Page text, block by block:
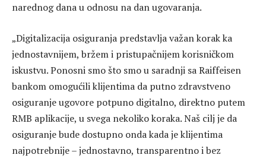
narednog dana u odnosu na dan ugovaranja.
„Digitalizacija osiguranja predstavlja važan korak ka
jednostavnijem, bržem i pristupačnijem korisničkom
iskustvu. Ponosni smo što smo u saradnji sa Raiffeisen
bankom omogućili klijentima da putno zdravstveno
osiguranje ugovore potpuno digitalno, direktno putem
RMB aplikacije, u svega nekoliko koraka. Naš cilj je da
osiguranje bude dostupno onda kada je klijentima
najpotrebnije – jednostavno, transparentno i bez